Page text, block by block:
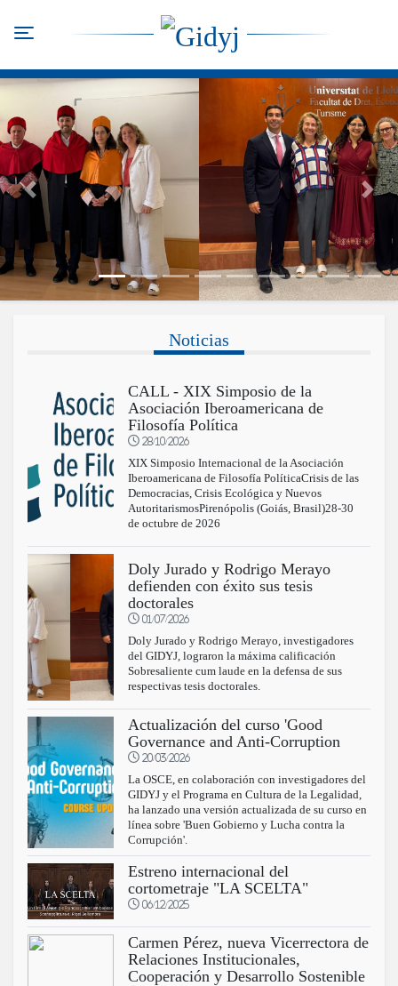
principal
Anterior
Noticias
CALL - XIX Simposio de la
Asociación Iberoamericana de
Filosofía Política
28/10/2026
XIX Simposio Internacional de la Asociación
Iberoamericana de Filosofía PolíticaCrisis de las
Democracias, Crisis Ecológica y Nuevos
AutoritarismosPirenópolis (Goiás, Brasil)28-30
de octubre de 2026
Doly Jurado y Rodrigo Merayo
defienden con éxito sus tesis
doctorales
01/07/2026
Doly Jurado y Rodrigo Merayo, investigadores
del GIDYJ, lograron la máxima calificación
Sobresaliente cum laude en la defensa de sus
respectivas tesis doctorales.
Actualización del curso 'Good
Governance and Anti-Corruption
20/03/2026
La OSCE, en colaboración con investigadores del
GIDYJ y el Programa en Cultura de la Legalidad,
ha lanzado una versión actualizada de su curso en
línea sobre 'Buen Gobierno y Lucha contra la
Corrupción'.
Estreno internacional del
cortometraje "LA SCELTA"
06/12/2025
Carmen Pérez, nueva Vicerrectora de
Relaciones Institucionales,
Cooperación y Desarrollo Sostenible